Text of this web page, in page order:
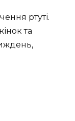
ртуті.
та